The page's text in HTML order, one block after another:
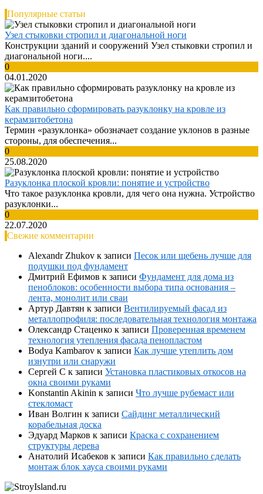
Популярные статьи
Узел стыковки стропил и диагональной ноги
Конструкции зданий и сооружений Узел стыковки стропил и
диагональной ноги....
0
04.01.2020
Как правильно сформировать разуклонку на кровле из
керамзитобетона
Термин «разуклонка» обозначает создание уклонов в разные
стороны, для обеспечения...
0
25.08.2020
Разуклонка плоской кровли: понятие и устройство
Что такое разуклонка кровли, для чего она нужна. Устройство
разуклонки...
0
22.07.2020
Свежие комментарии
Alexandr Zhukov к записи Песок или щебень лучше для
подушки под фундамент
Дмитрий Ефимов к записи Фундамент для дома из
пеноблоков: особенности выбора типа основания –
лента, монолит или сваи
Артур Давтян к записи Вентилируемый фасад из
металлопрофиля: последовательная технология монтажа
Олександр Стаценко к записи Проверенная временем
технология утепления фасада пенопластом
Bodya Kambarov к записи Как лучше утеплить дом
изнутри или снаружи
Сергей С к записи Установка пластиковых откосов на
окна своими руками
Konstantin Akinin к записи Что лучше рубемаст или
стекломаст
Иван Волгин к записи Сайдинг металлический
корабельная доска
Эдуард Марков к записи Краска с сохранением
структуры дерева
Анатолий Исабеков к записи Как правильно сделать
монтаж блок хауса своими руками